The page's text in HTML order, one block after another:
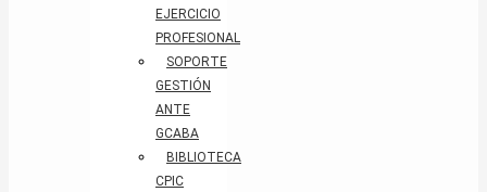
EJERCICIO
PROFESIONAL
SOPORTE
GESTIÓN
ANTE
GCABA
BIBLIOTECA
CPIC